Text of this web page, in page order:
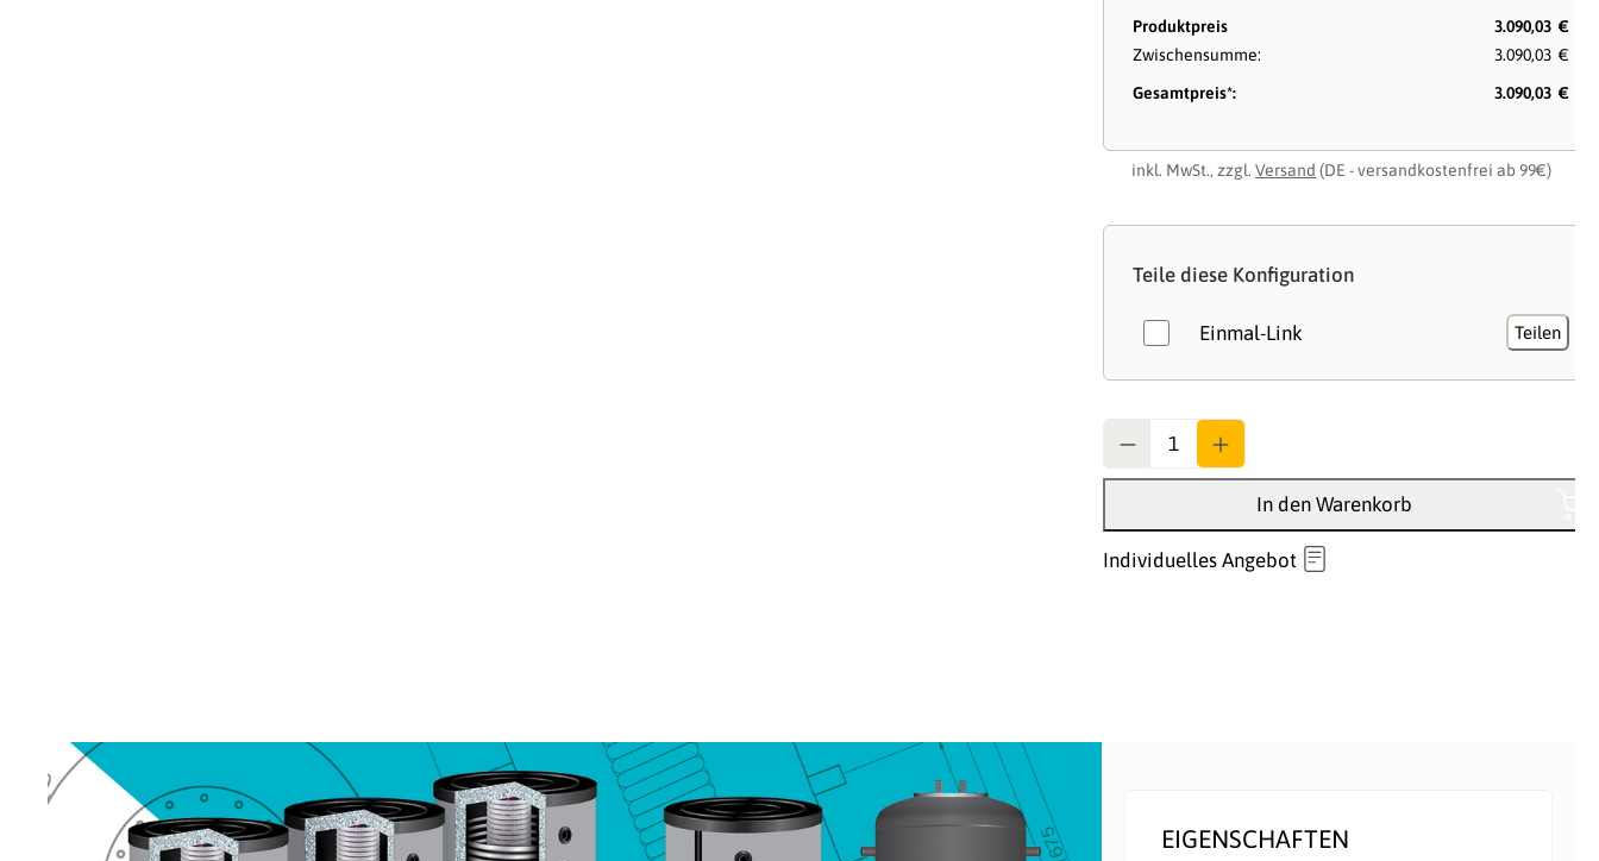
Produktpreis
3.090,03 €
Zwischensumme:
3.090,03 €
Gesamtpreis*:
3.090,03 €
inkl. MwSt., zzgl.Versand (DE - versandkostenfrei ab 99€)
Teile diese Konfiguration
Einmal-Link Teilen
In den Warenkorb
Individuelles Angebot
EIGENSCHAFTEN